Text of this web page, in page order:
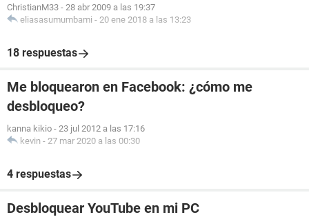
ChristianM33 - 28 abr 2009 a las 19:37
eliasasumumbami - 20 ene 2018 a las 13:23
18 respuestas
Me bloquearon en Facebook: ¿cómo me
desbloqueo?
kanna kikio - 23 jul 2012 a las 17:16
kevin - 27 mar 2020 a las 00:30
4 respuestas
Desbloquear YouTube en mi PC